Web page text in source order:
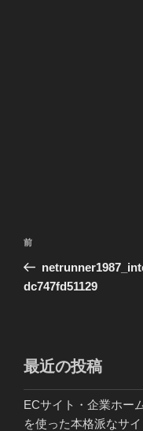
投
ナ
シ
ョ
ン
前
の
投
前
dc747fd51129
最近の投稿
ECサイト・企業ホー
を使った本格派なサ